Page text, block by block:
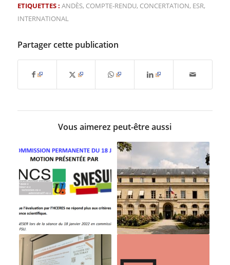
ETIQUETTES : ANDÈS, COMPTE-RENDU, CONCERTATION, ESR,
INTERNATIONAL
Partager cette publication
Vous aimerez peut-être aussi